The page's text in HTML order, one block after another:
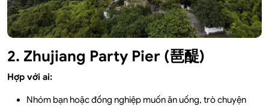
2. Zhujiang Party Pier (琶醍)
Hợp với ai:
Nhóm bạn hoặc đồng nghiệp muốn ăn uống, trò chuyện